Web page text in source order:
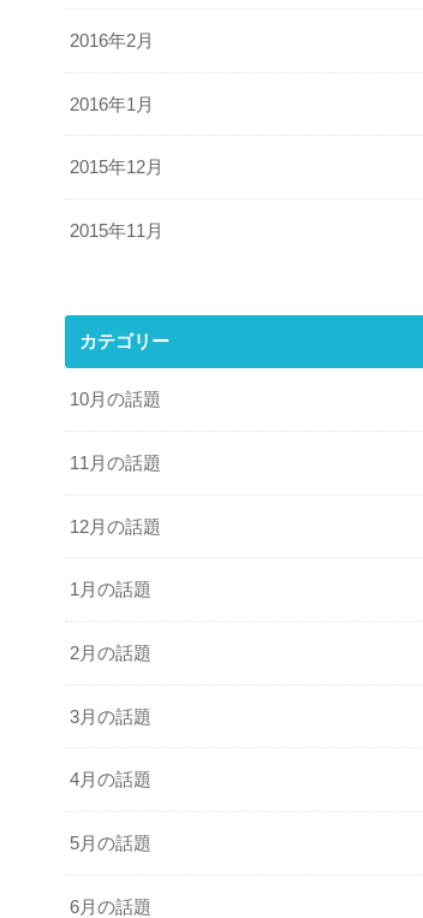
2016年2月
2016年1月
2015年12月
2015年11月
カテゴリー
10月の話題
11月の話題
12月の話題
1月の話題
2月の話題
3月の話題
4月の話題
5月の話題
6月の話題